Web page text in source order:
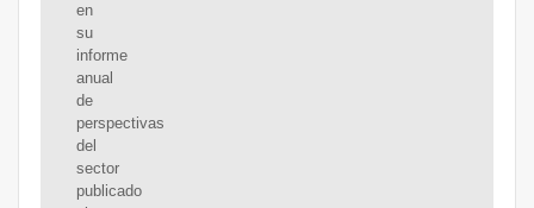
en
su
informe
anual
de
perspectivas
del
sector
publicado